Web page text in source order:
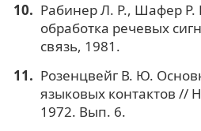
Рабинер Л. Р., Шафер Р.
обработка речевых
связь, 1981.
Розенцвейг В. Ю.
языковых контактов //
1972. Вып. 6.